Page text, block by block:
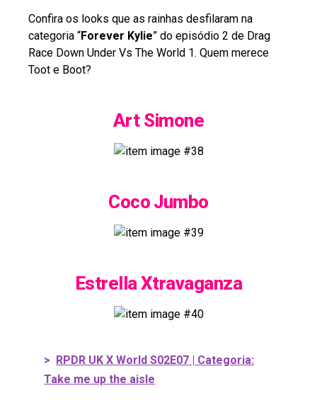
Confira os looks que as rainhas desfilaram na
categoria “Forever Kylie” do episódio 2 de Drag
Race Down Under Vs The World 1. Quem merece
Toot e Boot?
Art Simone
Coco Jumbo
Estrella Xtravaganza
> RPDR UK X World S02E07 | Categoria:
Take me up the aisle